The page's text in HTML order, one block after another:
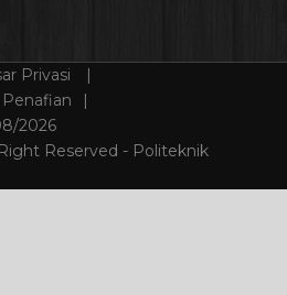
Privasi
Penafian
2026
Reserved - Politeknik